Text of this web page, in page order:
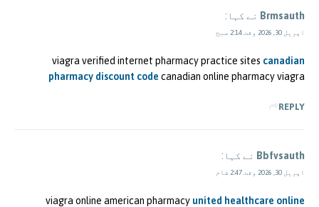
Brmsauth نے کہا:
اپریل 30, 2026 وقت 2:14 صبح
viagra verified internet pharmacy practice sites canadian
pharmacy discount code canadian online pharmacy viagra
REPLY
Bbfvsauth نے کہا:
اپریل 30, 2026 وقت 2:47 شام
viagra online american pharmacy united healthcare online